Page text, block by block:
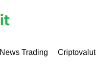
News Trading